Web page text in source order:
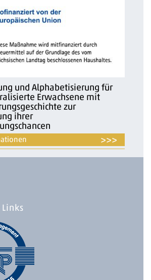
und Alphabetisierung für
Erwachsene mit
zur
ihrer
>>>